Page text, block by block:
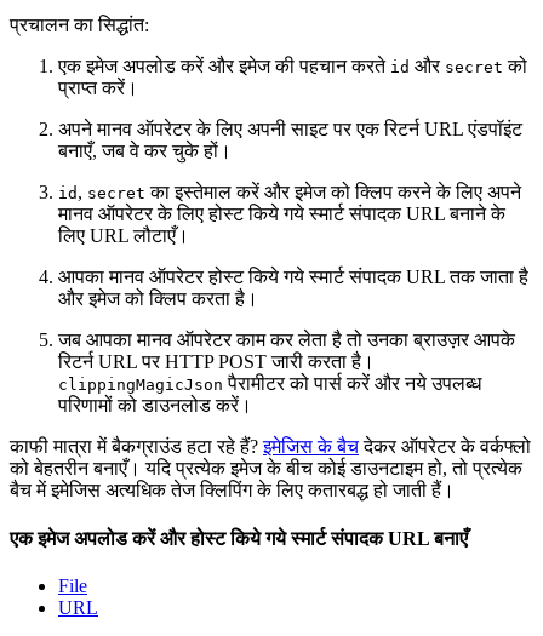
प्रचालन का सिद्धांत:
एक इमेज अपलोड करें और इमेज की पहचान करते id और secret को
प्राप्त करें।
अपने मानव ऑपरेटर के लिए अपनी साइट पर एक रिटर्न URL एंडपॉइंट
बनाएँ, जब वे कर चुके हों।
id , secret का इस्तेमाल करें और इमेज को क्लिप करने के लिए अपने
मानव ऑपरेटर के लिए होस्ट किये गये स्मार्ट संपादक URL बनाने के
लिए URL लौटाएँ।
आपका मानव ऑपरेटर होस्ट किये गये स्मार्ट संपादक URL तक जाता है
और इमेज को क्लिप करता है।
जब आपका मानव ऑपरेटर काम कर लेता है तो उनका ब्राउज़र आपके
रिटर्न URL पर HTTP POST जारी करता है।
clippingMagicJson पैरामीटर को पार्स करें और नये उपलब्ध
परिणामों को डाउनलोड करें।
काफी मात्रा में बैकग्राउंड हटा रहे हैं?इमेजिस के बैचदेकर ऑपरेटर के वर्कफ्लो
को बेहतरीन बनाएँ। यदि प्रत्येक इमेज के बीच कोई डाउनटाइम हो, तो प्रत्येक
बैच में इमेजिस अत्यधिक तेज क्लिपिंग के लिए कतारबद्ध हो जाती हैं।
एक इमेज अपलोड करें और होस्ट किये गये स्मार्ट संपादक URL बनाएँ
File
URL